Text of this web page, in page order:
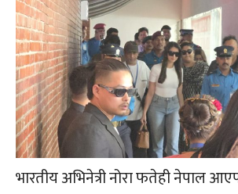
भारतीय अभिनेत्री नोरा फतेही नेपाल